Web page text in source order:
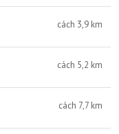
cách 3,9 km
cách 5,2 km
cách 7,7 km